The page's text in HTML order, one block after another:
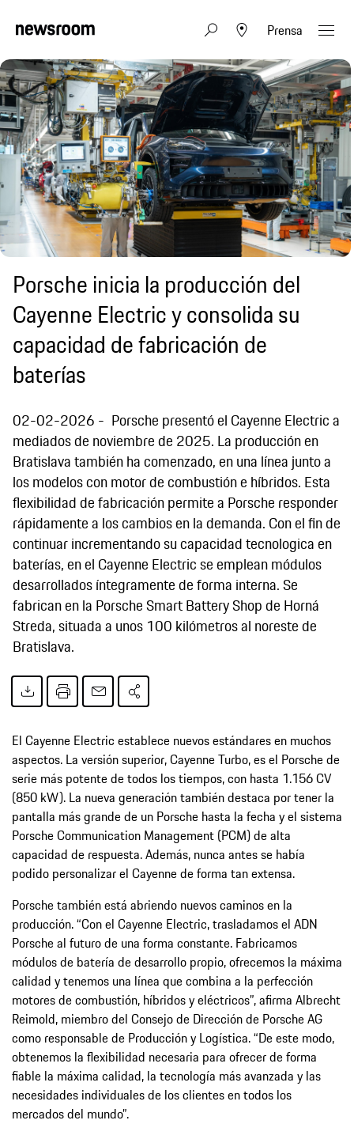
Prensa
Porsche inicia la producción del
Cayenne Electric y consolida su
capacidad de fabricación de
baterías
02-02-2026
Porsche presentó el Cayenne Electric a
mediados de noviembre de 2025. La producción en
Bratislava también ha comenzado, en una línea junto a
los modelos con motor de combustión e híbridos. Esta
flexibilidad de fabricación permite a Porsche responder
rápidamente a los cambios en la demanda. Con el fin de
continuar incrementando su capacidad tecnologica en
baterías, en el Cayenne Electric se emplean módulos
desarrollados íntegramente de forma interna. Se
fabrican en la Porsche Smart Battery Shop de Horná
Streda, situada a unos 100 kilómetros al noreste de
Bratislava.
El Cayenne Electric establece nuevos estándares en muchos
aspectos. La versión superior, Cayenne Turbo, es el Porsche de
serie más potente de todos los tiempos, con hasta 1.156 CV
(850 kW). La nueva generación también destaca por tener la
pantalla más grande de un Porsche hasta la fecha y el sistema
Porsche Communication Management (PCM) de alta
capacidad de respuesta. Además, nunca antes se había
podido personalizar el Cayenne de forma tan extensa.
Porsche también está abriendo nuevos caminos en la
producción. “Con el Cayenne Electric, trasladamos el ADN
Porsche al futuro de una forma constante. Fabricamos
módulos de batería de desarrollo propio, ofrecemos la máxima
calidad y tenemos una línea que combina a la perfección
motores de combustión, híbridos y eléctricos”, afirma Albrecht
Reimold, miembro del Consejo de Dirección de Porsche AG
como responsable de Producción y Logística. “De este modo,
obtenemos la flexibilidad necesaria para ofrecer de forma
fiable la máxima calidad, la tecnología más avanzada y las
necesidades individuales de los clientes en todos los
mercados del mundo”.